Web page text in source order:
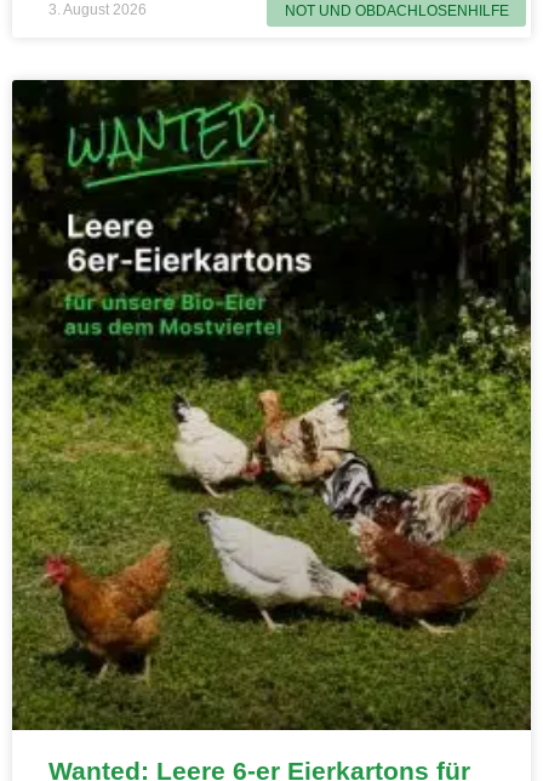
NOT UND OBDACHLOSENHILFE
3. August 2026
Wanted: Leere 6-er Eierkartons für